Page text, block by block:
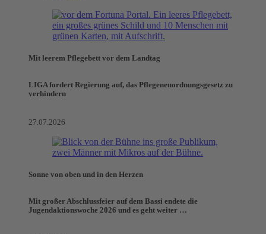
Mit leerem Pflegebett vor dem Landtag
LIGA fordert Regierung auf, das Pflegeneuordnungsgesetz zu
verhindern
27.07.2026
Sonne von oben und in den Herzen
Mit großer Abschlussfeier auf dem Bassi endete die
Jugendaktionswoche 2026 und es geht weiter …